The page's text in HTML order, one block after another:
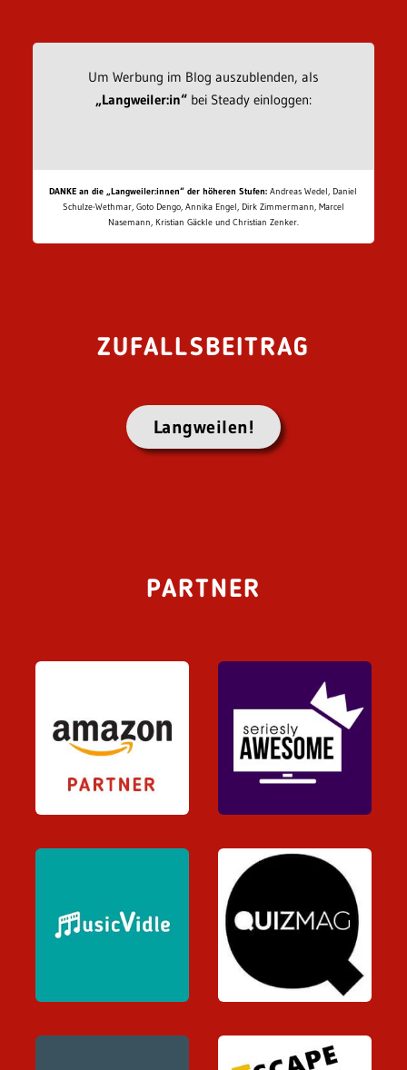
Um Werbung im Blog auszublenden, als
„Langweiler:in“bei Steady einloggen:
DANKE an die „Langweiler:innen“ der höheren Stufen: Andreas Wedel, Daniel
Schulze-Wethmar, Goto Dengo, Annika Engel, Dirk Zimmermann, Marcel
Nasemann, Kristian Gäckle und Christian Zenker.
ZUFALLSBEITRAG
Langweilen!
PARTNER